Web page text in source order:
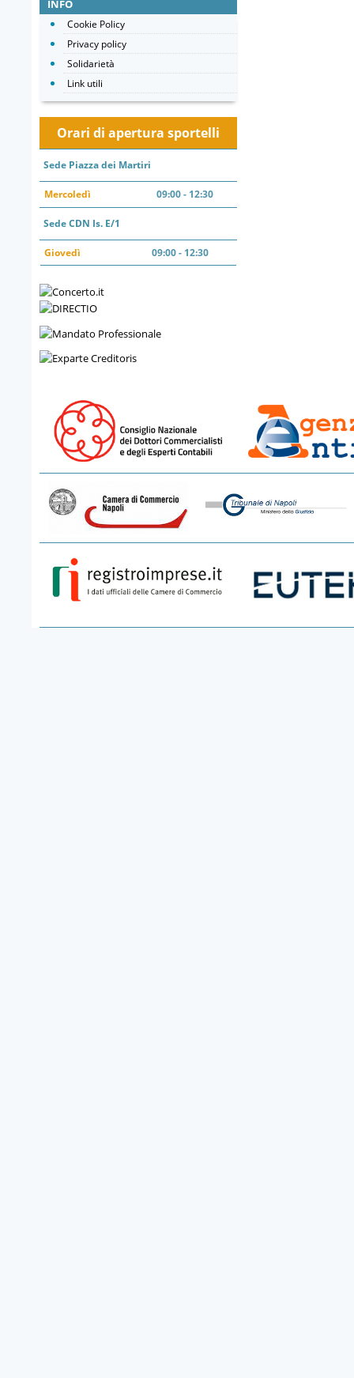
INFO
Cookie Policy
Privacy policy
Solidarietà
Link utili
Orari di apertura sportelli
Sede Piazza dei Martiri
Mercoledì 09:00 - 12:30
Sede CDN Is. E/1
Giovedì 09:00 - 12:30